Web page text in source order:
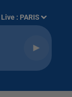
Live : PARIS